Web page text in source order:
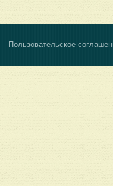
Пользовательское